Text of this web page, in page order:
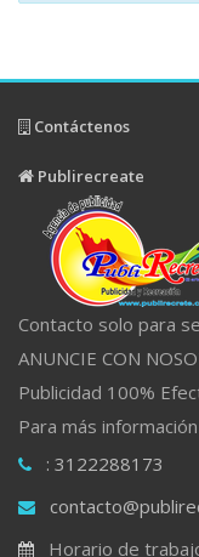
Contáctenos
Publirecreate
Contacto solo para
ANUNCIE CON
Publicidad 100%
Para más información
: 3122288173
Horario de